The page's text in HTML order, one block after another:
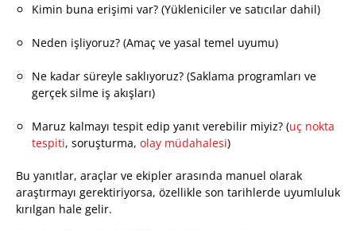
Kimin buna erişimi var? (Yükleniciler ve satıcılar dahil)
Neden işliyoruz? (Amaç ve yasal temel uyumu)
Ne kadar süreyle saklıyoruz? (Saklama programları ve
gerçek silme iş akışları)
Maruz kalmayı tespit edip yanıt verebilir miyiz? (uç nokta
tespiti, soruşturma, olay müdahalesi)
Bu yanıtlar, araçlar ve ekipler arasında manuel olarak
araştırmayı gerektiriyorsa, özellikle son tarihlerde uyumluluk
kırılgan hale gelir.